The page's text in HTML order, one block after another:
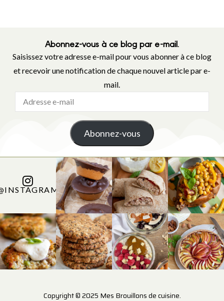
Abonnez-vous à ce blog par e-mail.
Saisissez votre adresse e-mail pour vous abonner à ce blog
et recevoir une notification de chaque nouvel article par e-
mail.
Abonnez-vous
Copyright © 2025 Mes Brouillons de cuisine.